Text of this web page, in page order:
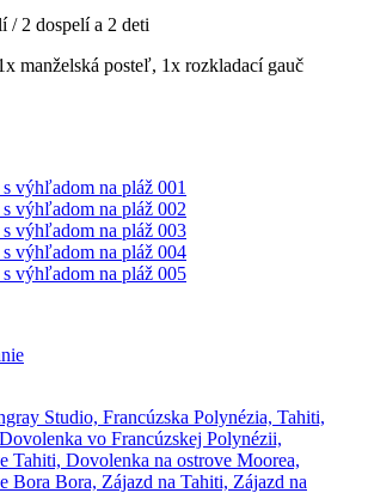
/ 2 dospelí a 2 deti
manželská posteľ, 1x rozkladací gauč